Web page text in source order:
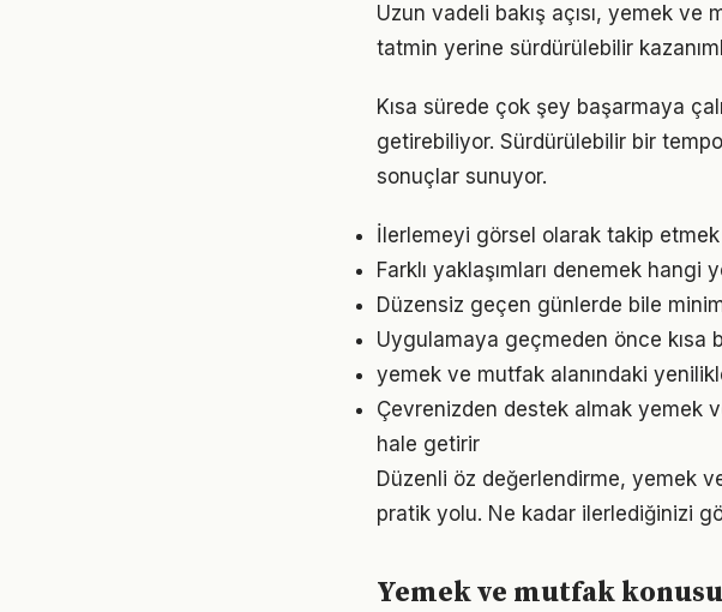
Uzun vadeli bakış açısı, yemek ve
tatmin yerine sürdürülebilir
Kısa sürede çok şey başarmaya
getirebiliyor. Sürdürülebilir bir
sonuçlar sunuyor.
İlerlemeyi görsel olarak takip
Farklı yaklaşımları denemek
Düzensiz geçen günlerde bile
Uygulamaya geçmeden önce kısa
yemek ve mutfak alanındaki
Çevrenizden destek almak yemek
hale getirir
Düzenli öz değerlendirme, yemek
pratik yolu. Ne kadar ilerlediğinizi
Yemek ve mutfak